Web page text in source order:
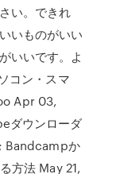
い。できれ
いものがいい
いいです。よ
コン・スマ
Apr 03,
ダウンローダ
Bandcampか
方法 May 21,